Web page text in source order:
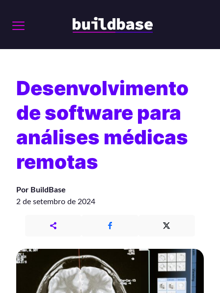
Desenvolvimento
de software para
análises médicas
remotas
Por BuildBase
2 de setembro de 2024